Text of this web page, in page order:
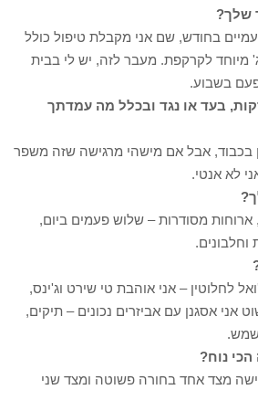
שלך?
בחודש, שם אני מקבלת טיפול כולל
לקרקפת. מעבר לזה, יש לי בבית
בשבוע.
בעד או נגד ובכלל מה עמדתך
בכבוד, אבל אם מישהי מרגישה שזה משפר
לא אנטי.
ארוחות מסודרות – שלוש פעמים ביום,
וחלבונים.
לחלוטין – אני אוהבת טי שירט וג'ינס,
אסגנן עם אביזרים נכונים – תיקים,
שמש.
נוח?
מצד אחד בחורה פשוטה ומצד שני